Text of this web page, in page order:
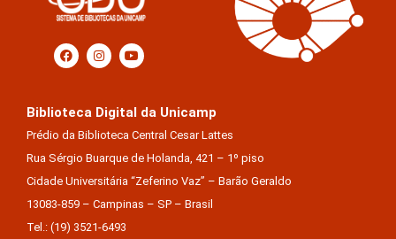
Biblioteca Digital da Unicamp
Prédio da Biblioteca Central Cesar Lattes
Rua Sérgio Buarque de Holanda, 421 – 1º piso
Cidade Universitária “Zeferino Vaz” – Barão Geraldo
13083-859 – Campinas – SP – Brasil
Tel.: (19) 3521-6493